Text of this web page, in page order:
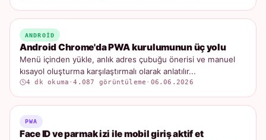
ANDROID
Android Chrome'da PWA kurulumunun üç yolu
Menü içinden yükle, anlık adres çubuğu önerisi ve manuel
kısayol oluşturma karşılaştırmalı olarak anlatılır...
4 dk okuma ·4.087 görüntüleme · 06.06.2026
PWA
Face ID ve parmak izi ile mobil giriş aktif et